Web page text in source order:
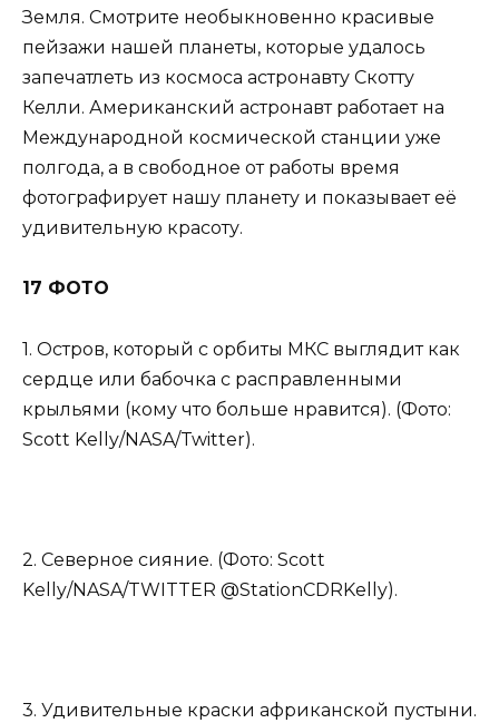
Земля. Смотрите необыкновенно красивые
пейзажи нашей планеты, которые удалось
запечатлеть из космоса астронавту Скотту
Келли. Американский астронавт работает на
Международной космической станции уже
полгода, а в свободное от работы время
фотографирует нашу планету и показывает её
удивительную красоту.
17 ФОТО
1. Остров, который с орбиты МКС выглядит как
сердце или бабочка с расправленными
крыльями (кому что больше нравится). (Фото:
Scott Kelly/NASA/Twitter).
2. Северное сияние. (Фото: Scott
Kelly/NASA/TWITTER @StationCDRKelly).
3. Удивительные краски африканской пустыни.